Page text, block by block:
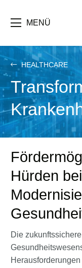
Inhalt
MENÜ
HEALTHCARE
Hürden
Die